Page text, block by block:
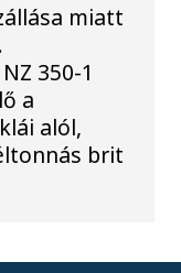
miatt
350-1
a
alól,
brit